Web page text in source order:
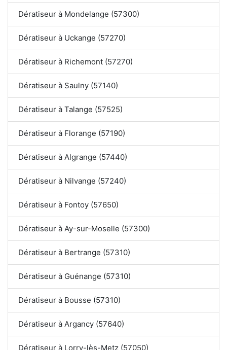
Dératiseur à Mondelange (57300)
Dératiseur à Uckange (57270)
Dératiseur à Richemont (57270)
Dératiseur à Saulny (57140)
Dératiseur à Talange (57525)
Dératiseur à Florange (57190)
Dératiseur à Algrange (57440)
Dératiseur à Nilvange (57240)
Dératiseur à Fontoy (57650)
Dératiseur à Ay-sur-Moselle (57300)
Dératiseur à Bertrange (57310)
Dératiseur à Guénange (57310)
Dératiseur à Bousse (57310)
Dératiseur à Argancy (57640)
Dératiseur à Lorry-lès-Metz (57050)